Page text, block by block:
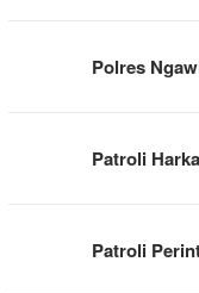
Polres
Patroli
Patroli